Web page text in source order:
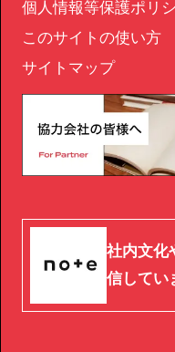
個人情報等保護ポリ
このサイトの使い方
サイトマップ
社内文化
信してい